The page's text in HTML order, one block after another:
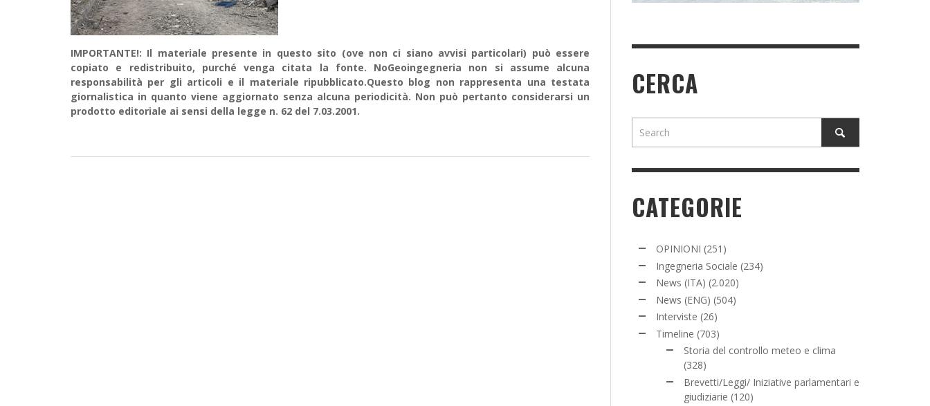
IMPORTANTE!: Il materiale presente in questo sito (ove non ci siano avvisi particolari) può essere
copiato e redistribuito, purché venga citata la fonte. NoGeoingegneria non si assume alcuna
responsabilità per gli articoli e il materiale ripubblicato.Questo blog non rappresenta una testata
giornalistica in quanto viene aggiornato senza alcuna periodicità. Non può pertanto considerarsi un
prodotto editoriale ai sensi della legge n. 62 del 7.03.2001.
CERCA
CATEGORIE
OPINIONI (251)
Ingegneria Sociale (234)
News (ITA) (2.020)
News (ENG) (504)
Interviste (26)
Timeline (703)
Storia del controllo meteo e clima
(328)
Brevetti/Leggi/ Iniziative parlamentari e
giudiziarie (120)